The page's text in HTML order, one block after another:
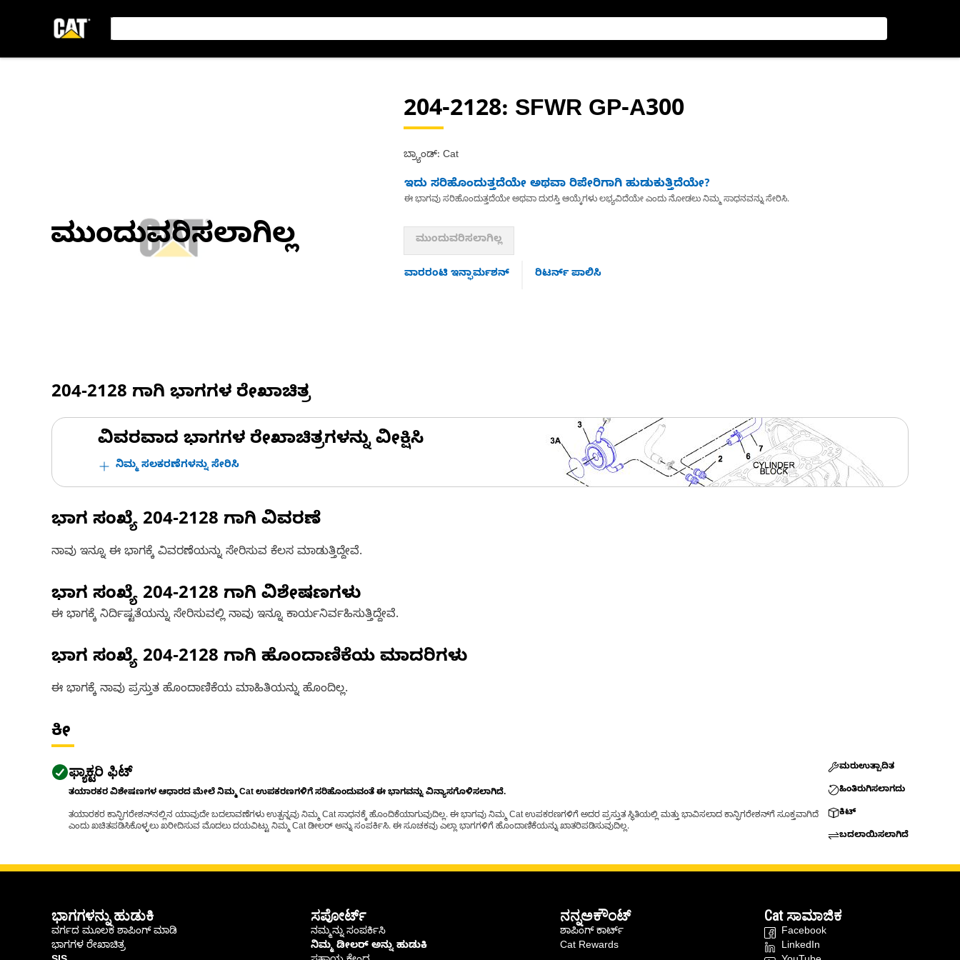
ಮುಂದುವರಿಸಲಾಗಿಲ್ಲ
204-2128: SFWR GP-A300
ಬ್ರ್ಯಾಂಡ್: Cat
ಇದು ಸರಿಹೊಂದುತ್ತದೆಯೇ ಅಥವಾ ರಿಪೇರಿಗಾಗಿ ಹುಡುಕುತ್ತಿದೆಯೇ?
ಈ ಭಾಗವು ಸರಿಹೊಂದುತ್ತದೆಯೇ ಅಥವಾ ದುರಸ್ತಿ ಆಯ್ಕೆಗಳು ಲಭ್ಯವಿದೆಯೇ ಎಂದು ನೋಡಲು ನಿಮ್ಮ ಸಾಧನವನ್ನು ಸೇರಿಸಿ.
ಮುಂದುವರಿಸಲಾಗಿಲ್ಲ
ವಾರರಂಟಿ ಇನ್ಫಾರ್ಮಶನ್ ರಿಟರ್ನ್ ಪಾಲಿಸಿ
204-2128 ಗಾಗಿ ಭಾಗಗಳ ರೇಖಾಚಿತ್ರ
ವಿವರವಾದ ಭಾಗಗಳ ರೇಖಾಚಿತ್ರಗಳನ್ನು ವೀಕ್ಷಿಸಿ
ನಿಮ್ಮ ಸಲಕರಣೆಗಳನ್ನು ಸೇರಿಸಿ
ಭಾಗ ಸಂಖ್ಯೆ 204-2128 ಗಾಗಿ ವಿವರಣೆ
ನಾವು ಇನ್ನೂ ಈ ಭಾಗಕ್ಕೆ ವಿವರಣೆಯನ್ನು ಸೇರಿಸುವ ಕೆಲಸ ಮಾಡುತ್ತಿದ್ದೇವೆ.
ಭಾಗ ಸಂಖ್ಯೆ 204-2128 ಗಾಗಿ ವಿಶೇಷಣಗಳು
ಈ ಭಾಗಕ್ಕೆ ನಿರ್ದಿಷ್ಟತೆಯನ್ನು ಸೇರಿಸುವಲ್ಲಿ ನಾವು ಇನ್ನೂ ಕಾರ್ಯನಿರ್ವಹಿಸುತ್ತಿದ್ದೇವೆ.
ಭಾಗ ಸಂಖ್ಯೆ 204-2128 ಗಾಗಿ ಹೊಂದಾಣಿಕೆಯ ಮಾದರಿಗಳು
ಈ ಭಾಗಕ್ಕೆ ನಾವು ಪ್ರಸ್ತುತ ಹೊಂದಾಣಿಕೆಯ ಮಾಹಿತಿಯನ್ನು ಹೊಂದಿಲ್ಲ.
ಕೀ
ಫ್ಯಾಕ್ಟರಿ ಫಿಟ್
ತಯಾರಕರ ವಿಶೇಷಣಗಳ ಆಧಾರದ ಮೇಲೆ ನಿಮ್ಮ Cat ಉಪಕರಣಗಳಿಗೆ ಸರಿಹೊಂದುವಂತೆ ಈ ಭಾಗವನ್ನು ವಿನ್ಯಾಸಗೊಳಿಸಲಾಗಿದೆ.
ತಯಾರಕರ ಕಾನ್ಫಿಗರೇಶನ್‌ನಲ್ಲಿನ ಯಾವುದೇ ಬದಲಾವಣೆಗಳು ಉತ್ಪನ್ನವು ನಿಮ್ಮ Cat ಸಾಧನಕ್ಕೆ ಹೊಂದಿಕೆಯಾಗುವುದಿಲ್ಲ. ಈ ಭಾಗವು ನಿಮ್ಮ Cat ಉಪಕರಣಗಳಿಗೆ ಅದರ ಪ್ರಸ್ತುತ ಸ್ಥಿತಿಯಲ್ಲಿ ಮತ್ತು ಭಾವಿಸಲಾದ ಕಾನ್ಫಿಗರೇಶನ್‌ಗೆ ಸೂಕ್ತವಾಗಿದೆ
ಎಂದು ಖಚಿತಪಡಿಸಿಕೊಳ್ಳಲು ಖರೀದಿಸುವ ಮೊದಲು ದಯವಿಟ್ಟು ನಿಮ್ಮ Cat ಡೀಲರ್ ಅನ್ನು ಸಂಪರ್ಕಿಸಿ. ಈ ಸೂಚಕವು ಎಲ್ಲಾ ಭಾಗಗಳಿಗೆ ಹೊಂದಾಣಿಕೆಯನ್ನು ಖಾತರಿಪಡಿಸುವುದಿಲ್ಲ.
ಮರುಉತ್ಪಾದಿತ
ಹಿಂತಿರುಗಿಸಲಾಗದು
ಕಿಟ್
ಬದಲಾಯಿಸಲಾಗಿದೆ
ಭಾಗಗಳನ್ನು ಹುಡುಕಿ
ವರ್ಗದ ಮೂಲಕ ಶಾಪಿಂಗ್ ಮಾಡಿ
ಭಾಗಗಳ ರೇಖಾಚಿತ್ರ
ಸಪೋರ್ಟ್
ನಮ್ಮನ್ನು ಸಂಪರ್ಕಿಸಿ
ನಿಮ್ಮ ಡೀಲರ್ ಅನ್ನು ಹುಡುಕಿ
ನನ್ನಅಕೌಂಟ್
ಶಾಪಿಂಗ್ ಕಾರ್ಟ್
Cat Rewards
Cat ಸಾಮಾಜಿಕ
Facebook
LinkedIn